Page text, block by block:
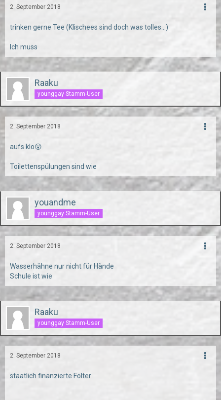
2. September 2018
trinken gerne Tee (Klischees sind doch was tolles...)
Ich muss
Raaku
younggay Stamm-User
2. September 2018
aufs klo😲
Toilettenspülungen sind wie
youandme
younggay Stamm-User
2. September 2018
Wasserhähne nur nicht für Hände
Schule ist wie
Raaku
younggay Stamm-User
2. September 2018
staatlich finanzierte Folter